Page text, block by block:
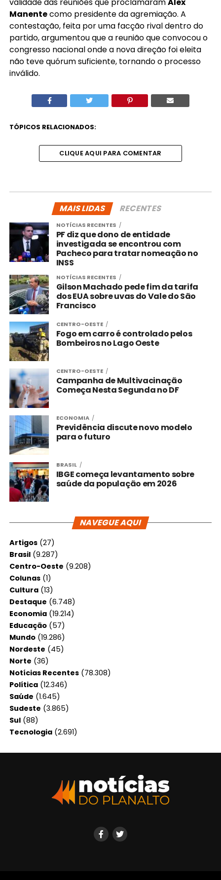
Manentecomo presidente da agremiação. A
contestação, feita por uma facção rival dentro do
partido, argumentou que a reunião que convocou o
congresso nacional onde a nova direção foi eleita
não teve quórum suficiente, tornando o processo
inválido.
TÓPICOS RELACIONADOS:
CLIQUE AQUI PARA COMENTAR
MAIS LIDAS RECENTES
NOTÍCIAS RECENTES
PF diz que dono de entidade
investigada se encontrou com
Pacheco para tratar nomeação no
INSS
NOTÍCIAS RECENTES
Gilson Machado pede fim da tarifa
dos EUA sobre uvas do Vale do São
Francisco
CENTRO-OESTE
Fogo em carro é controlado pelos
Bombeiros no Lago Oeste
CENTRO-OESTE
Campanha de Multivacinação
Começa Nesta Segunda no DF
ECONOMIA
Previdência discute novo modelo
para o futuro
BRASIL
IBGE começa levantamento sobre
saúde da população em 2026
NAVEGUE AQUI
Artigos(27)
Brasil(9.287)
Centro-Oeste (9.208)
Colunas(1)
Cultura(13)
Destaque (6.748)
Economia(19.214)
Educação(57)
Mundo(19.286)
Nordeste (45)
Norte (36)
Notícias Recentes(78.308)
Política(12.346)
Saúde (1.645)
Sudeste (3.865)
Sul(88)
Tecnologia(2.691)